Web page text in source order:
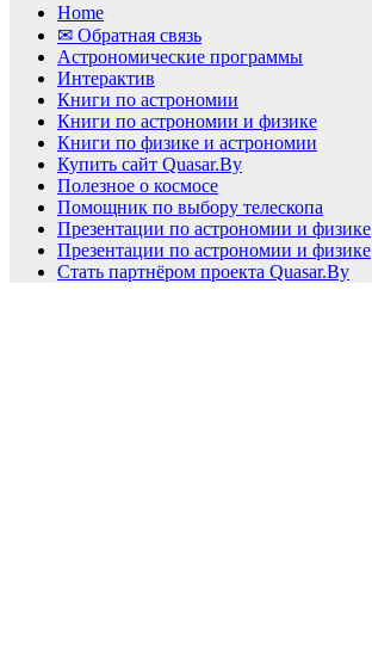
Home
✉ Обратная связь
Астрономические программы
Интерактив
Книги по астрономии
Книги по астрономии и физике
Книги по физике и астрономии
Купить сайт Quasar.By
Полезное о космосе
Помощник по выбору телескопа
Презентации по астрономии и физике
Презентации по астрономии и физике
Стать партнёром проекта Quasar.By